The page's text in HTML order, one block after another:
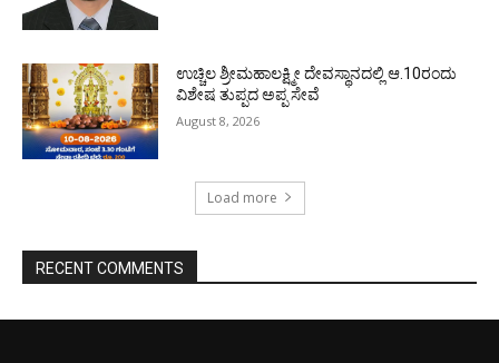
ಉಚ್ಚಿಲ ಶ್ರೀಮಹಾಲಕ್ಷ್ಮೀ ದೇವಸ್ಥಾನದಲ್ಲಿ ಆ.10ರಂದು
ವಿಶೇಷ ತುಪ್ಪದ ಅಪ್ಪ ಸೇವೆ
August 8, 2026
Load more
RECENT COMMENTS